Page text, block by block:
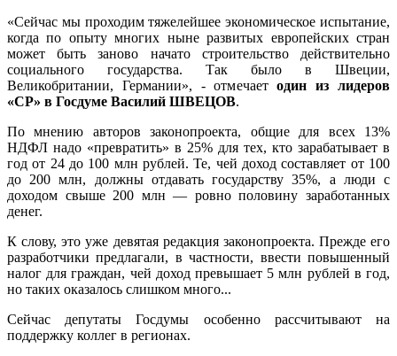
«Сейчас мы проходим тяжелейшее экономическое испытание,
когда по опыту многих ныне развитых европейских стран
может быть заново начато строительство действительно
социального государства. Так было в Швеции,
Великобритании, Германии», - отмечаетодин из лидеров
«СР» в Госдуме Василий ШВЕЦОВ.
По мнению авторов законопроекта, общие для всех 13%
НДФЛ надо «превратить» в 25% для тех, кто зарабатывает в
год от 24 до 100 млн рублей. Те, чей доход составляет от 100
до 200 млн, должны отдавать государству 35%, а люди с
доходом свыше 200 млн — ровно половину заработанных
денег.
К слову, это уже девятая редакция законопроекта. Прежде его
разработчики предлагали, в частности, ввести повышенный
налог для граждан, чей доход превышает 5 млн рублей в год,
но таких оказалось слишком много...
Сейчас депутаты Госдумы особенно рассчитывают на
поддержку коллег в регионах.